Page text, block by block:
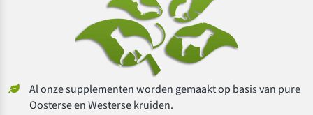
Al onze supplementen worden gemaakt op basis van pure
Oosterse en Westerse kruiden.